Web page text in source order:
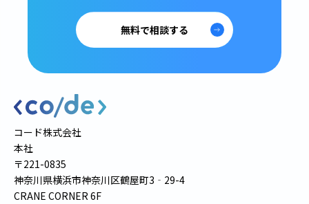
無料で相談する
コード株式会社
本社
〒221-0835
神奈川県横浜市神奈川区鶴屋町3‐29-4
CRANE CORNER 6F